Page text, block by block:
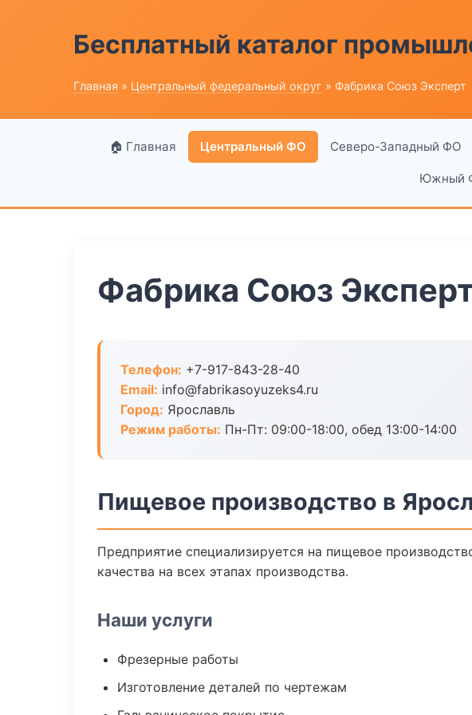
Бесплатный каталог
Главная » Центральный федеральный округ » Фабрика Союз Эксперт
🏠 Главная Центральный ФО Северо-Западный ФО
Южный
Фабрика Союз
Телефон: +7-917-843-28-40
Email: info@fabrikasoyuzeks4.ru
Город: Ярославль
Режим работы: Пн-Пт: 09:00-18:00, обед 13:00-14:00
Пищевое производство в
Предприятие специализируется на пищевое
качества на всех этапах производства.
Наши услуги
Фрезерные работы
Изготовление деталей по чертежам